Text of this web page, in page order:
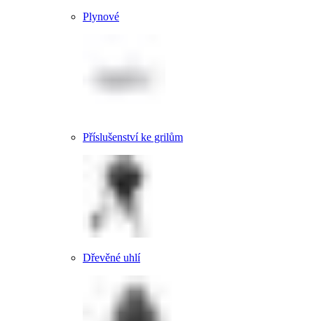
Plynové
Příslušenství ke grilům
Dřevěné uhlí